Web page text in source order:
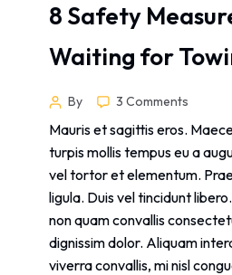
8 Safety
Waiting for
By 3 Comments
Mauris et sagittis eros.
turpis mollis tempus eu a
vel tortor et elementum.
ligula. Duis vel tincidunt
non quam convallis
dignissim dolor. Aliquam
viverra convallis, mi nisl